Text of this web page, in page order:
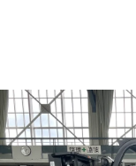
イベント・
YouTube
会社情報